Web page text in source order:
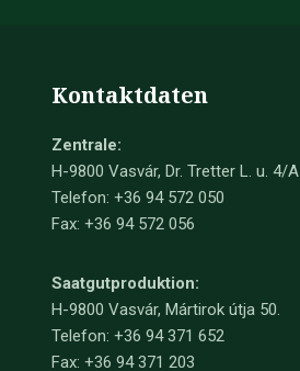
Kontaktdaten
Zentrale:
H-9800 Vasvár, Dr. Tretter L. u. 4/A
Telefon: +36 94 572 050
Fax: +36 94 572 056
Saatgutproduktion:
H-9800 Vasvár, Mártirok útja 50.
Telefon: +36 94 371 652
Fax: +36 94 371 203